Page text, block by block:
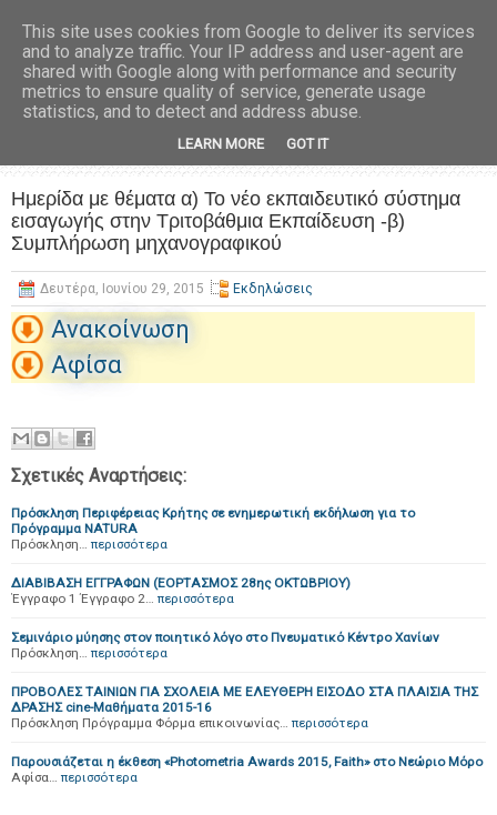
Ημερίδα με θέματα α) Το νέο εκπαιδευτικό σύστημα
εισαγωγής στην Τριτοβάθμια Εκπαίδευση -β)
Συμπλήρωση μηχανογραφικού
Δευτέρα, Ιουνίου 29, 2015 Εκδηλώσεις
Ανακοίνωση
Αφίσα
Σχετικές Αναρτήσεις:
Πρόσκληση Περιφέρειας Κρήτης σε ενημερωτική εκδήλωση για το
Πρόγραμμα NATURA
Πρόσκληση… περισσότερα
ΔΙΑΒΙΒΑΣΗ ΕΓΓΡΑΦΩΝ (ΕΟΡΤΑΣΜΟΣ 28ης ΟΚΤΩΒΡΙΟΥ)
Έγγραφο 1 Έγγραφο 2… περισσότερα
Σεμινάριο μύησης στον ποιητικό λόγο στο Πνευματικό Κέντρο Χανίων
Πρόσκληση… περισσότερα
ΠΡΟΒΟΛΕΣ ΤΑΙΝΙΩΝ ΓΙΑ ΣΧΟΛΕΙΑ ΜΕ ΕΛΕΥΘΕΡΗ ΕΙΣΟΔΟ ΣΤΑ ΠΛΑΙΣΙΑ ΤΗΣ
ΔΡΑΣΗΣ cine-Μαθήματα 2015-16
Πρόσκληση Πρόγραμμα Φόρμα επικοινωνίας… περισσότερα
Παρουσιάζεται η έκθεση «Photometria Awards 2015, Faith» στο Νεώριο Μόρο
Αφίσα… περισσότερα
This site uses cookies from Google to deliver its services
and to analyze traffic. Your IP address and user-agent are
shared with Google along with performance and security
metrics to ensure quality of service, generate usage
statistics, and to detect and address abuse.
LEARN MORE GOT IT